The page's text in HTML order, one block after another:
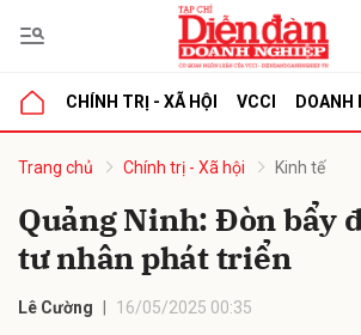
CHÍNH TRỊ - XÃ HỘI VCCI DOANH
Trang chủ Chính trị - Xã hội Kinh tế
Quảng Ninh: Đòn bẩy
tư nhân phát triển
Lê Cường 16/05/2025 00:35
luận